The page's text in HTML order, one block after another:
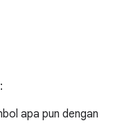
apa pun dengan